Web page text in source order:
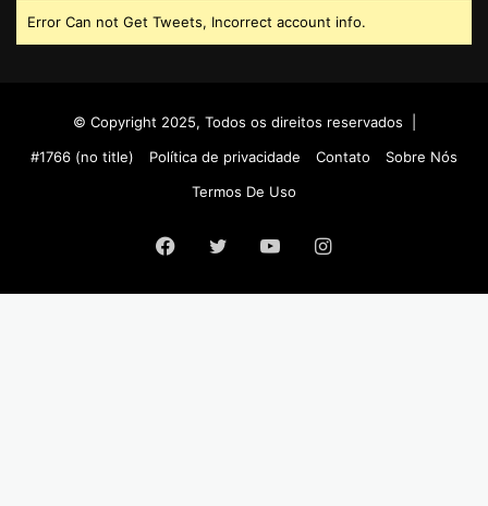
Error Can not Get Tweets, Incorrect account info.
© Copyright 2025, Todos os direitos reservados |
#1766 (no title)
Política de privacidade Contato
Sobre Nós
Termos De Uso
Facebook
Twitter YouTubeInstagram